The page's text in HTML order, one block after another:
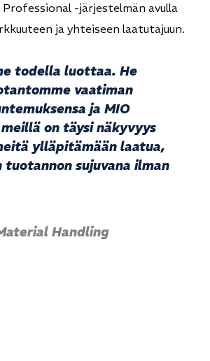
-järjestelmän avulla
ja yhteiseen laatutajuun.
todella luottaa. He
vaatiman
ja MIO
on täysi näkyvyys
ylläpitämään laatua,
sujuvana ilman
Handling